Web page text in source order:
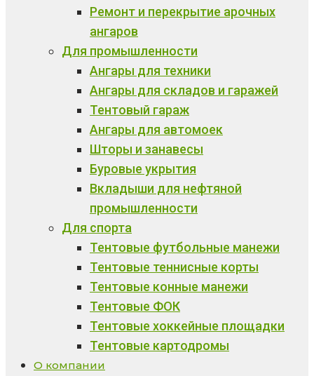
Ремонт и перекрытие арочных
ангаров
Для промышленности
Ангары для техники
Ангары для складов и гаражей
Тентовый гараж
Ангары для автомоек
Шторы и занавесы
Буровые укрытия
Вкладыши для нефтяной
промышленности
Для спорта
Тентовые футбольные манежи
Тентовые теннисные корты
Тентовые конные манежи
Тентовые ФОК
Тентовые хоккейные площадки
Тентовые картодромы
О компании